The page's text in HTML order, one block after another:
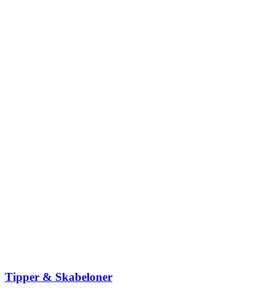
Tipper & Skabeloner